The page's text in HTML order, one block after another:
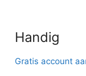
Handig
Gratis account